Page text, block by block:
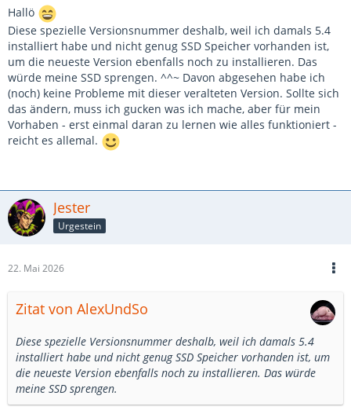
Hallö
Diese spezielle Versionsnummer deshalb, weil ich damals 5.4
installiert habe und nicht genug SSD Speicher vorhanden ist,
um die neueste Version ebenfalls noch zu installieren. Das
würde meine SSD sprengen. ^^~ Davon abgesehen habe ich
(noch) keine Probleme mit dieser veralteten Version. Sollte sich
das ändern, muss ich gucken was ich mache, aber für mein
Vorhaben - erst einmal daran zu lernen wie alles funktioniert -
reicht es allemal.
Jester
Urgestein
22. Mai 2026
Zitat von AlexUndSo
Diese spezielle Versionsnummer deshalb, weil ich damals 5.4
installiert habe und nicht genug SSD Speicher vorhanden ist, um
die neueste Version ebenfalls noch zu installieren. Das würde
meine SSD sprengen.